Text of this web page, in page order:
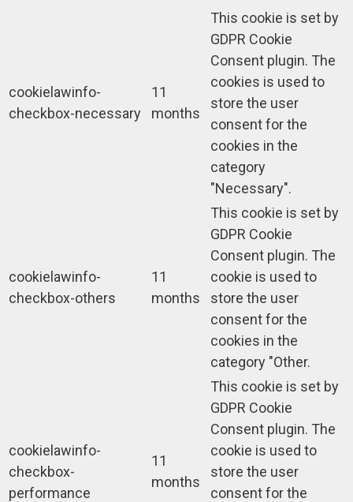
cookielawinfo-
checkbox-necessary
11
months
This cookie is set by
GDPR Cookie
Consent plugin. The
cookies is used to
store the user
consent for the
cookies in the
category
"Necessary".
cookielawinfo-
checkbox-others
11
months
This cookie is set by
GDPR Cookie
Consent plugin. The
cookie is used to
store the user
consent for the
cookies in the
category "Other.
cookielawinfo-
checkbox-
performance
11
months
This cookie is set by
GDPR Cookie
Consent plugin. The
cookie is used to
store the user
consent for the